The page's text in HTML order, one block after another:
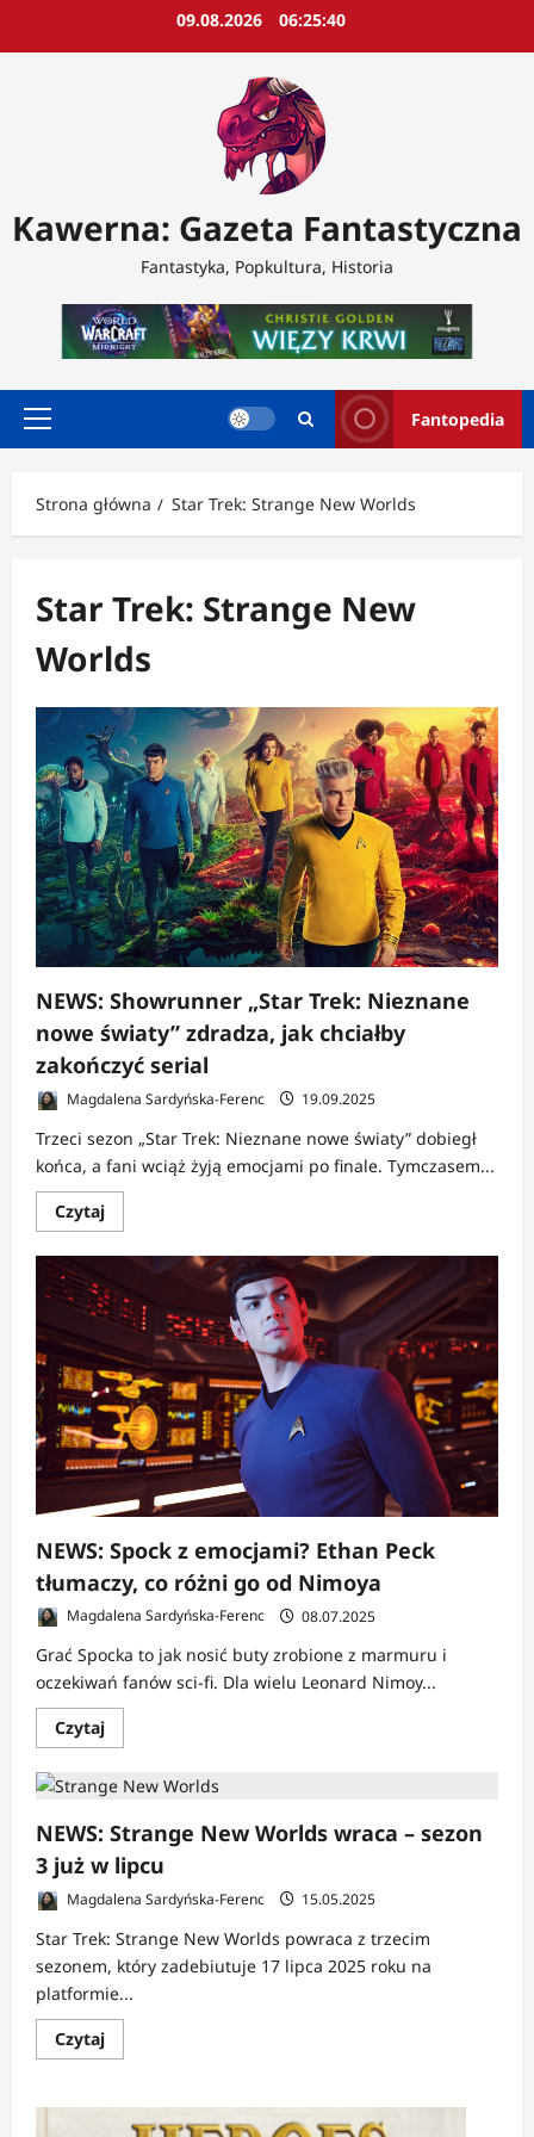
09.08.2026 06:25:42
Kawerna: Gazeta Fantastyczna
Fantastyka, Popkultura, Historia
Menu
Fantopedia
Strona główna Star Trek: Strange New Worlds
Star Trek: Strange New
Worlds
NEWS: Showrunner „Star Trek: Nieznane
nowe światy” zdradza, jak chciałby
zakończyć serial
Magdalena Sardyńska-Ferenc 19.09.2025
Trzeci sezon „Star Trek: Nieznane nowe światy” dobiegł
końca, a fani wciąż żyją emocjami po finale. Tymczasem...
CzytajDowiedz
się
o
Showrunner
„Star
Trek:
Nieznane
nowe
światy”
zdradza,
jak
chciałby
zakończyć
serial
NEWS: Spock z emocjami? Ethan Peck
tłumaczy, co różni go od Nimoya
Magdalena Sardyńska-Ferenc 08.07.2025
Grać Spocka to jak nosić buty zrobione z marmuru i
oczekiwań fanów sci-fi. Dla wielu Leonard Nimoy...
CzytajDowiedz
się
NEWS:
z
emocjami?
Ethan
Peck
tłumaczy,
co
go
od
Nimoya
NEWS: Strange New Worlds wraca – sezon
3 już w lipcu
Magdalena Sardyńska-Ferenc 15.05.2025
Star Trek: Strange New Worlds powraca z trzecim
sezonem, który zadebiutuje 17 lipca 2025 roku na
platformie...
CzytajDowiedz
się
NEWS:
Strange